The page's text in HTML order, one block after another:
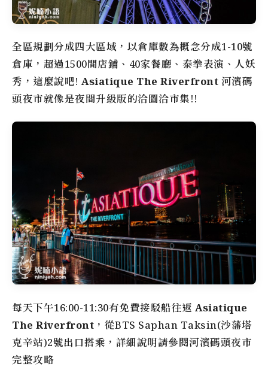
全區規劃分成四大區域，以倉庫數為概念分成1-10號
倉庫，超過1500間店鋪、40家餐廳、泰拳表演、人妖
秀，這麼說吧! Asiatique The Riverfront 河濱碼
頭夜市就像是夜間升級版的洽圖洽市集!!
每天下午16:00-11:30有免費接駁船往返 Asiatique
The Riverfront ，從BTS Saphan Taksin(沙藩塔
克辛站)2號出口搭乘，詳細說明請參閱河濱碼頭夜市
完整攻略